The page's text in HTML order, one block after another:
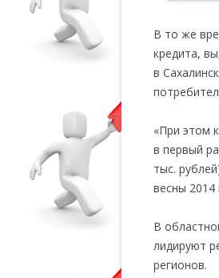
В то же
кредита,
в
«При этом
в первый
тыс.
весны
В
лидируют
регионов.